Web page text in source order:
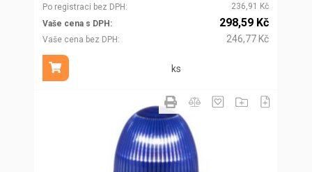
Po registraci bez DPH
236,91 Kč
Vaše cena s DPH
Vaše cena bez DPH
298,59 Kč
246,77 Kč
ks
Přidat do košíku